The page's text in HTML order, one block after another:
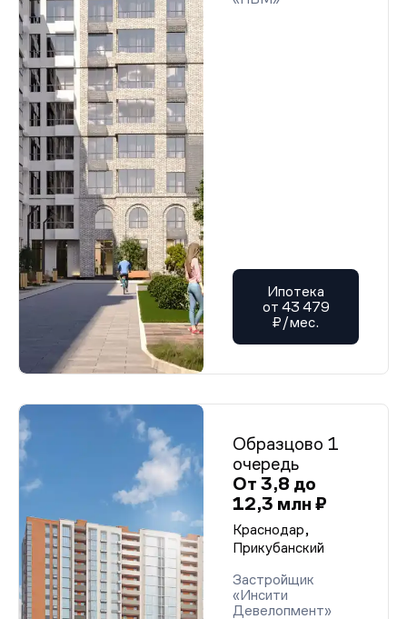
Ипотека
от 43 479
₽/мес.
Образцово 1
очередь
От 3,8 до
12,3 млн ₽
Краснодар,
Прикубанский
Застройщик
«Инсити
Девелопмент»